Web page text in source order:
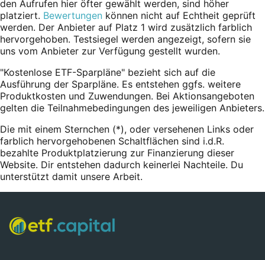
den Aufrufen hier öfter gewählt werden, sind höher
platziert. Bewertungen können nicht auf Echtheit geprüft
werden. Der Anbieter auf Platz 1 wird zusätzlich farblich
hervorgehoben. Testsiegel werden angezeigt, sofern sie
uns vom Anbieter zur Verfügung gestellt wurden.
"Kostenlose ETF-Sparpläne" bezieht sich auf die
Ausführung der Sparpläne. Es entstehen ggfs. weitere
Produktkosten und Zuwendungen. Bei Aktionsangeboten
gelten die Teilnahmebedingungen des jeweiligen Anbieters.
Die mit einem Sternchen (*), oder versehenen Links oder
farblich hervorgehobenen Schaltflächen sind i.d.R.
bezahlte Produktplatzierung zur Finanzierung dieser
Website. Dir entstehen dadurch keinerlei Nachteile. Du
unterstützt damit unsere Arbeit.